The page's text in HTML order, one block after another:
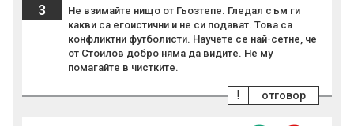
3
Не взимайте нищо от Гьозтепе. Гледал съм ги
какви са егоистични и не си подават. Това са
конфликтни футболисти. Научете се най-сетне, че
от Стоилов добро няма да видите. Не му
помагайте в чистките.
отговор
!